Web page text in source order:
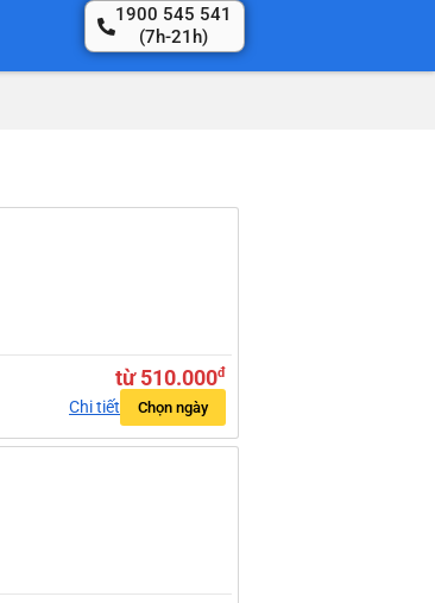
1900 545 541
(7h-21h)
từ 510.000đ
Chi tiết Chọn ngày